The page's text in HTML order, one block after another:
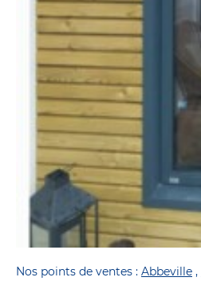
Nos points de ventes : Abbeville ,